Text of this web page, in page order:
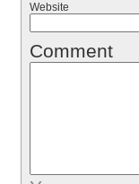
Website
Comment